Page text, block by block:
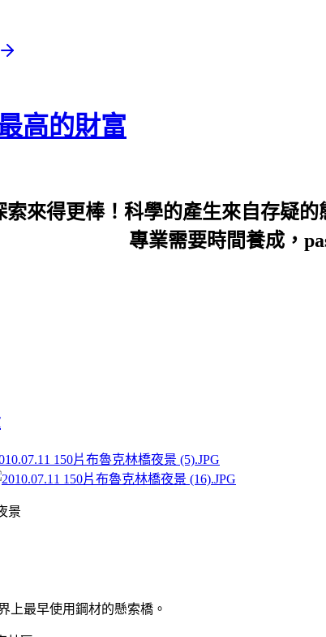
高的財富
索來得更棒！科學的產生來自存疑
養成，passion(熱情)
景
上最早使用鋼材的懸索橋。